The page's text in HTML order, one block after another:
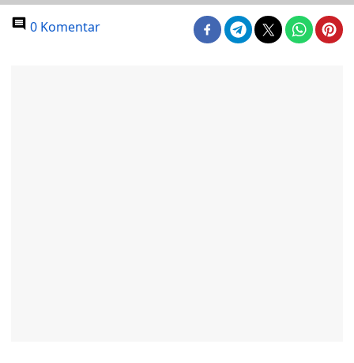
0 Komentar